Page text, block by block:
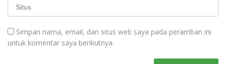
Simpan nama, email, dan situs web saya pada peramban ini
untuk komentar saya berikutnya.